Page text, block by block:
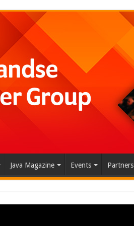
Java Magazine Events Partners